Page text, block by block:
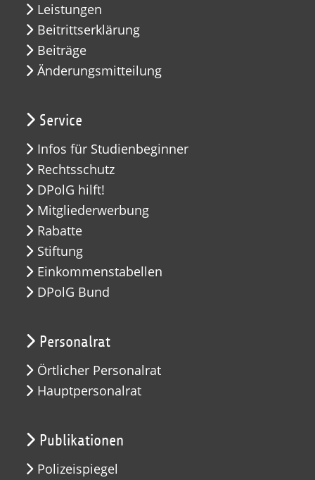
Leistungen
Beitrittserklärung
Beiträge
Änderungsmitteilung
Service
Infos für Studienbeginner
Rechtsschutz
DPolG hilft!
Mitgliederwerbung
Rabatte
Stiftung
Einkommenstabellen
DPolG Bund
Personalrat
Örtlicher Personalrat
Hauptpersonalrat
Publikationen
Polizeispiegel